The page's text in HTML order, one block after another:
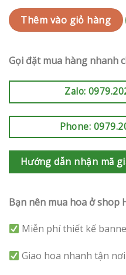
Thêm vào giỏ hàng
Gọi đặt mua hàng nhanh
Zalo:
Phone:
Hướng dẫn nhận mã
Bạn nên mua hoa ở shop
Miễn phí thiết kế
Giao hoa nhanh tận nơi